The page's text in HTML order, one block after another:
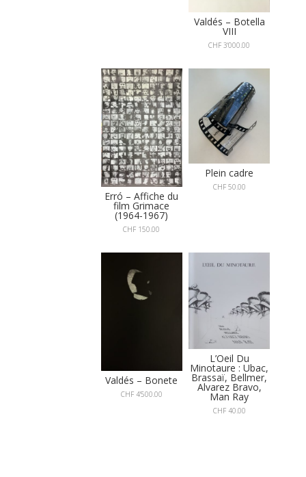
Valdés – Botella
VIII
CHF 3'000.00
Erró – Affiche du
film Grimace
(1964-1967)
CHF 150.00
Plein cadre
CHF50.00
Valdés – Bonete
CHF4'500.00
L’Oeil Du
Minotaure : Ubac,
Brassaï, Bellmer,
Alvarez Bravo,
Man Ray
CHF40.00